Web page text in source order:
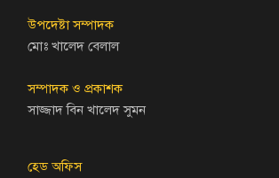
উপদেষ্টা সম্পাদক
মোঃ খালেদ বেলাল
সম্পাদক ও প্রকাশক
সাজ্জাদ বিন খালেদ সুমন
হেড অফিস